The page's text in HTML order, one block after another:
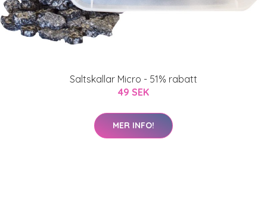
Saltskallar Micro - 51% rabatt
49 SEK
MER INFO!